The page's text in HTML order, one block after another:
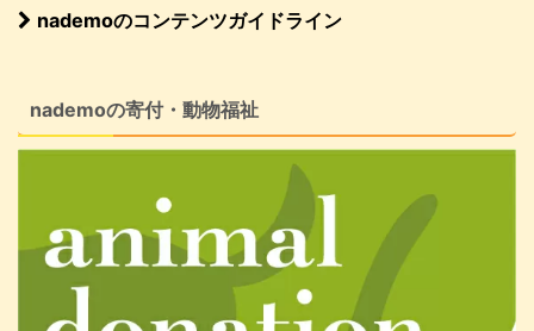
nademoのコンテンツガイドライン
nademoの寄付・動物福祉